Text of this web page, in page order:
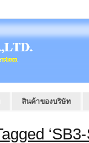
สินค้าของบริษัท